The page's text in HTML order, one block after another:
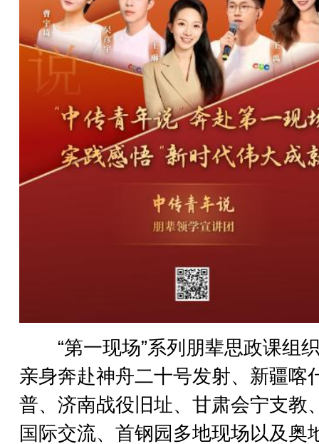
“第一现场”系列朋辈思政课组
亲身奔赴神舟二十号发射、新疆喀
普、济南战役旧址、甘肃会宁支教
国际交流、首钢园多地现场以及奥